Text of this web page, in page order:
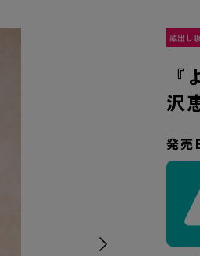
沢
発売